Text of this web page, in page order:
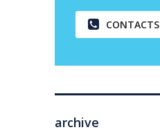
CONTACTS
archive